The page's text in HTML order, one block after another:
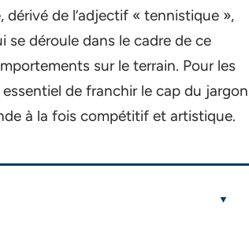
de l’adjectif « tennistique »,
déroule dans le cadre de ce
sur le terrain. Pour les
de franchir le cap du jargon
à la fois compétitif et artistique.